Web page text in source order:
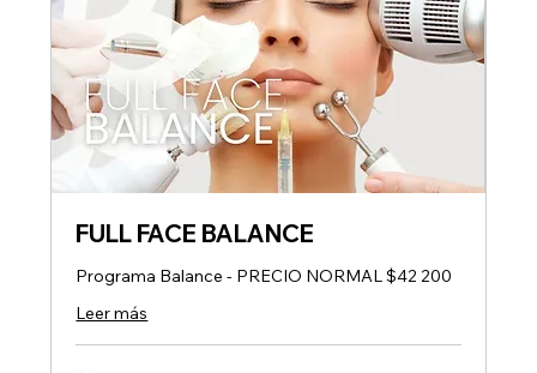
FULL FACE BALANCE
Programa Balance - PRECIO NORMAL $42 200
Leer más